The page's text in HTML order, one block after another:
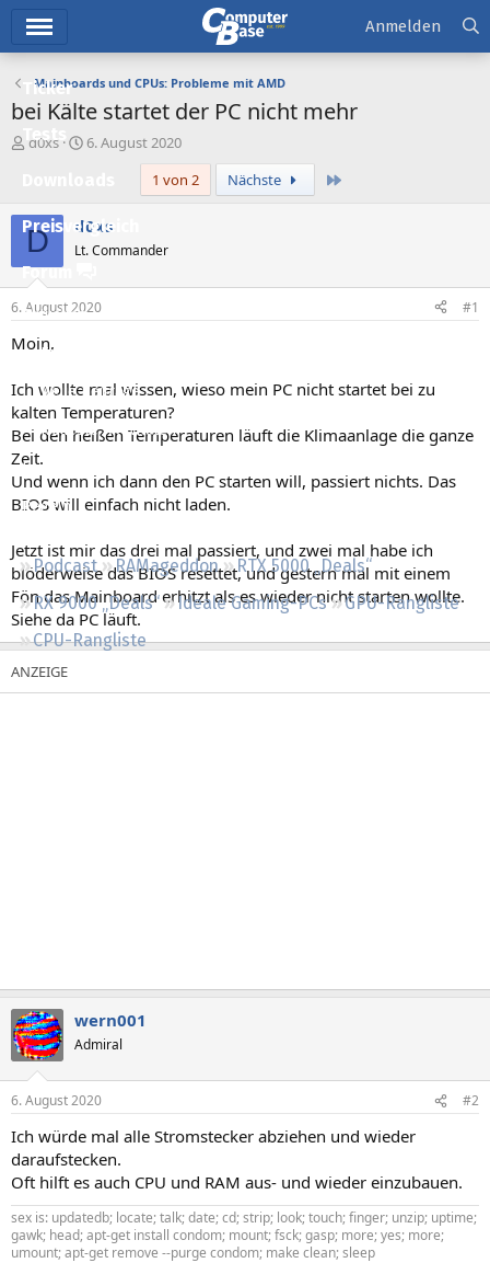
Ticker
Tests
Preisvergleich
Forum
Aktuelles
Empfohlene Inhalte
Neue Beiträge
Neueste Aktivitäten
Leserartikel
Regeln
Podcast RAMageddon
RTX 5000 „Deals“
RX 9000 „Deals“
Ideale Gaming-PCs
GPU-Rangliste
CPU-Rangliste
Anmelden
Mainboards und CPUs: Probleme mit AMD
bei Kälte startet der PC nicht mehr
E
e
e
r
d0xs
E
e
l
a
m
6. August 2020
1 von 2
Nächste
D d0xs
Lt. Commander
6. August 2020 #1
Moin,
Ich wollte mal wissen, wieso mein PC nicht startet bei zu
kalten Temperaturen?
Bei den heißen Temperaturen läuft die Klimaanlage die ganze
Zeit.
Und wenn ich dann den PC starten will, passiert nichts. Das
BIOS will einfach nicht laden.
Jetzt ist mir das drei mal passiert, und zwei mal habe ich
blöderweise das BIOS resettet, und gestern mal mit einem
Fön das Mainboard erhitzt als es wieder nicht starten wollte.
Siehe da PC läuft.
wern001
Admiral
6. August 2020 #2
Ich würde mal alle Stromstecker abziehen und wieder
daraufstecken.
Oft hilft es auch CPU und RAM aus- und wieder einzubauen.
sex is: updatedb; locate; talk; date; cd; strip; look; touch; finger; unzip; uptime;
gawk; head; apt-get install condom; mount; fsck; gasp; more; yes; more;
umount; apt-get remove --purge condom; make clean; sleep